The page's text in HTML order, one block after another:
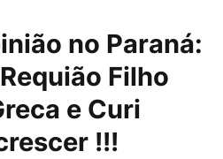
no Paraná:
Filho
e Curi
!!!